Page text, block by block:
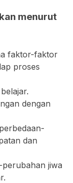
menurut
faktor-faktor
proses
dengan
dan
jiwa